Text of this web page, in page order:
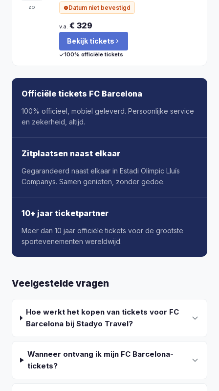
zo Datum niet bevestigd
v.a. € 329
Bekijk tickets
100% officiële tickets
Officiële tickets FC Barcelona
100% officieel, mobiel geleverd. Persoonlijke service
en zekerheid, altijd.
Zitplaatsen naast elkaar
Gegarandeerd naast elkaar in Estadi Olímpic Lluís
Companys. Samen genieten, zonder gedoe.
10+ jaar ticketpartner
Meer dan 10 jaar officiële tickets voor de grootste
sportevenementen wereldwijd.
Veelgestelde vragen
Hoe werkt het kopen van tickets voor FC
Barcelona bij Stadyo Travel?
Wanneer ontvang ik mijn FC Barcelona-
tickets?